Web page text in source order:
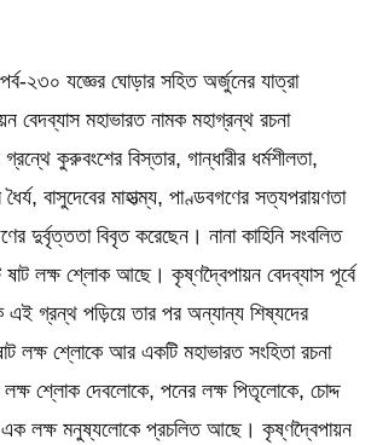
২৩০ যজ্ঞের ঘোড়ার সহিত অর্জুনের যাত্রা
বেদব্যাস মহাভারত নামক মহাগ্রন্থ রচনা
কুরুবংশের বিস্তার, গান্ধারীর ধর্মশীলতা,
বাসুদেবের মাহাত্ম্য, পাণ্ডবগণের সত্যপরায়ণতা
দুর্বৃত্ততা বিবৃত করেছেন। নানা কাহিনি সংবলিত
ষাট লক্ষ শ্লোক আছে। কৃষ্ণদ্বৈপায়ন বেদব্যাস পূর্বে
এই গ্রন্থ পড়িয়ে তার পর অন্যান্য শিষ্যদের
লক্ষ শ্লোকে আর একটি মহাভারত সংহিতা রচনা
লক্ষ শ্লোক দেবলোকে, পনের লক্ষ পিতৃলোকে, চোদ্দ
এক লক্ষ মনুষ্যলোকে প্রচলিত আছে। কৃষ্ণদ্বৈপায়ন